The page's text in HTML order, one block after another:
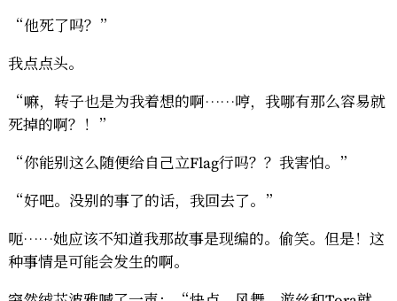
“他死了吗？”
我点点头。
“嘛，转子也是为我着想的啊……哼，我哪有那么容易就
死掉的啊？！”
“你能别这么随便给自己立Flag行吗？？我害怕。”
“好吧。没别的事了的话，我回去了。”
呃……她应该不知道我那故事是现编的。偷笑。但是！这
种事情是可能会发生的啊。